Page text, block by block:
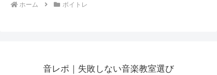
ホーム ボイトレ
音レポ｜失敗しない音楽教室選び